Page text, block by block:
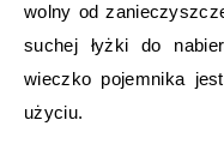
wolny od
suchej łyżki do
wieczko pojemnika
użyciu.